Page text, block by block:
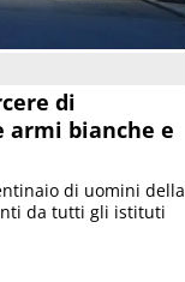
di
armi bianche e
di uomini della
da tutti gli istituti